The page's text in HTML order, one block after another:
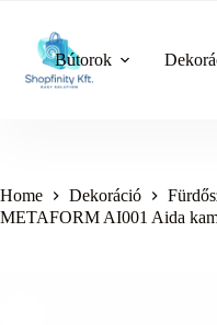
content
Bútorok
Home Dekoráció
METAFORM AI001 Aida